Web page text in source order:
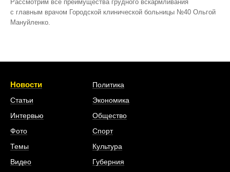
Рассмотрим все преимущества грудного вскармливания
с главным врачом Городской клинической больницы №40 Ольгой
Мануйленко.
Новости
Статьи
Интервью
Фото
Темы
Видео
Политика
Экономика
Общество
Спорт
Культура
Губерния